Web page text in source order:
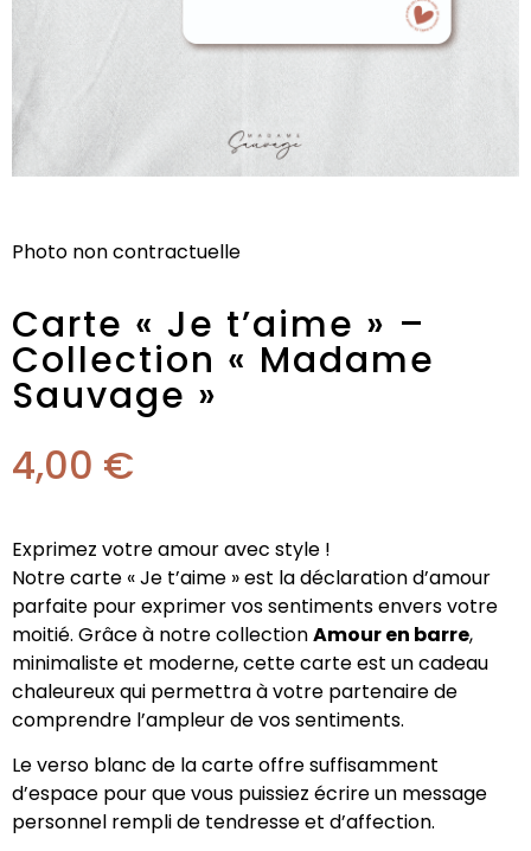
Photo non contractuelle
Carte « Je t’aime » –
Collection « Madame
Sauvage »
4,00 €
Exprimez votre amour avec style !
Notre carte « Je t’aime » est la déclaration d’amour
parfaite pour exprimer vos sentiments envers votre
moitié. Grâce à notre collectionAmour en barre,
minimaliste et moderne, cette carte est un cadeau
chaleureux qui permettra à votre partenaire de
comprendre l’ampleur de vos sentiments.
Le verso blanc de la carte offre suffisamment
d’espace pour que vous puissiez écrire un message
personnel rempli de tendresse et d’affection.